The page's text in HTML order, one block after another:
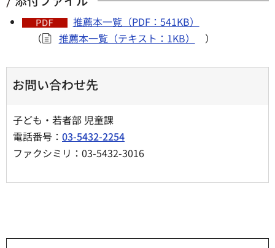
推薦本一覧（PDF：541KB）
（
推薦本一覧（テキスト：1KB） ）
お問い合わせ先
子ども・若者部 児童課
電話番号： 03-5432-2254
ファクシミリ：03-5432-3016